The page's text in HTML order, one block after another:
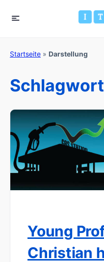
Startseite » Darstellung
Young
Christian